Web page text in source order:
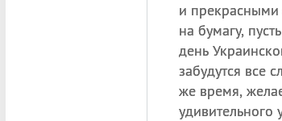
и прекрасными
на бумагу,
день
забудутся все
же время,
удивительного